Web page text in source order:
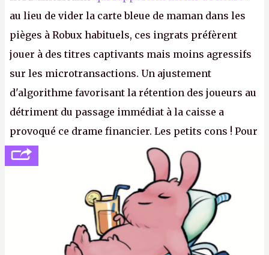
au lieu de vider la carte bleue de maman dans les
pièges à Robux habituels, ces ingrats préfèrent
jouer à des titres captivants mais moins agressifs
sur les microtransactions. Un ajustement
d'algorithme favorisant la rétention des joueurs au
détriment du passage immédiat à la caisse a
provoqué ce drame financier. Les petits cons ! Pour
se consoler, le PDG David Baszucki peut compter
sur le déblocage du jeu en Russie et l'explosion des
joueurs majeurs (+32 %). L'avenir appartient donc
aux adultes, qui ne sont jamais que des enfants
avec du pouvoir d'achat.P.